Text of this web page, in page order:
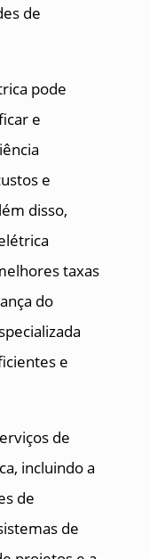
de
pode
e
e
disso,
taxas
do
e
de
incluindo a
de
de